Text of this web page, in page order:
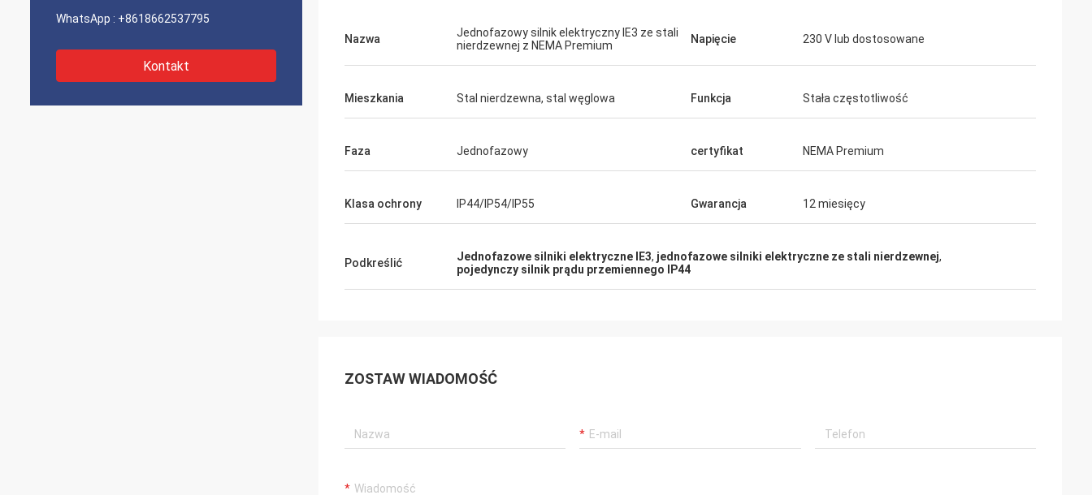
WhatsApp : +8618662537795
Kontakt
Nazwa
Jednofazowy silnik elektryczny IE3 ze stali
nierdzewnej z NEMA Premium
Napięcie 230 V lub dostosowane
Mieszkania Stal nierdzewna, stal węglowa Funkcja Stała częstotliwość
Faza Jednofazowy certyfikat NEMA Premium
Klasa ochrony IP44/IP54/IP55 Gwarancja 12 miesięcy
Podkreślić Jednofazowe silniki elektryczne IE3, jednofazowe silniki elektryczne ze stali nierdzewnej,
pojedynczy silnik prądu przemiennego IP44
ZOSTAW WIADOMOŚĆ